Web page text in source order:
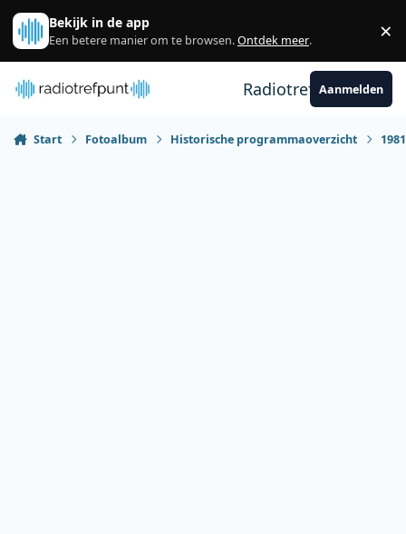
Spring naar bijdragen
Bekijk in de app
Een betere manier om te browsen.Ontdek meer. ×
RadiotrefpuntAanmelden
Start Fotoalbum Historische programmaoverzicht 1981